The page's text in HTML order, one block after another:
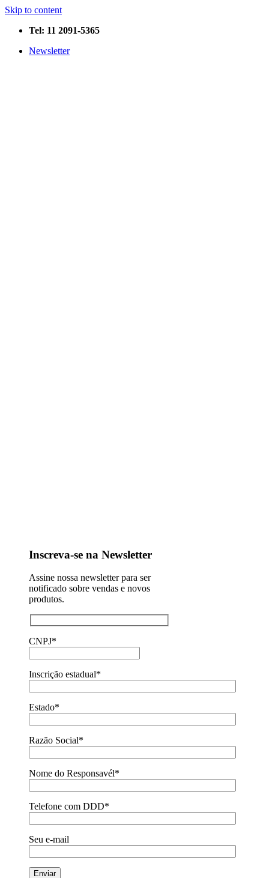
Skip to content
Tel: 11 2091-5365
Newsletter
Inscreva-se na Newsletter
Assine nossa newsletter para ser
notificado sobre vendas e novos
produtos.
CNPJ*
Inscrição estadual*
Estado*
Razão Social*
Nome do Responsavél*
Telefone com DDD*
Seu e-mail